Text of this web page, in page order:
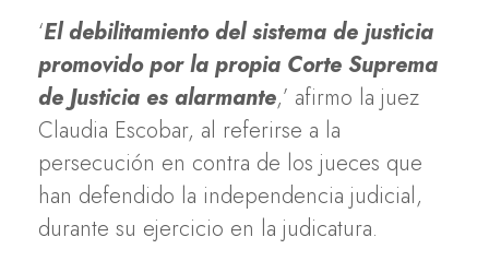
‘El debilitamiento del sistema de justicia
promovido por la propia Corte Suprema
de Justicia es alarmante,’ afirmo la juez
Claudia Escobar, al referirse a la
persecución en contra de los jueces que
han defendido la independencia judicial,
durante su ejercicio en la judicatura.